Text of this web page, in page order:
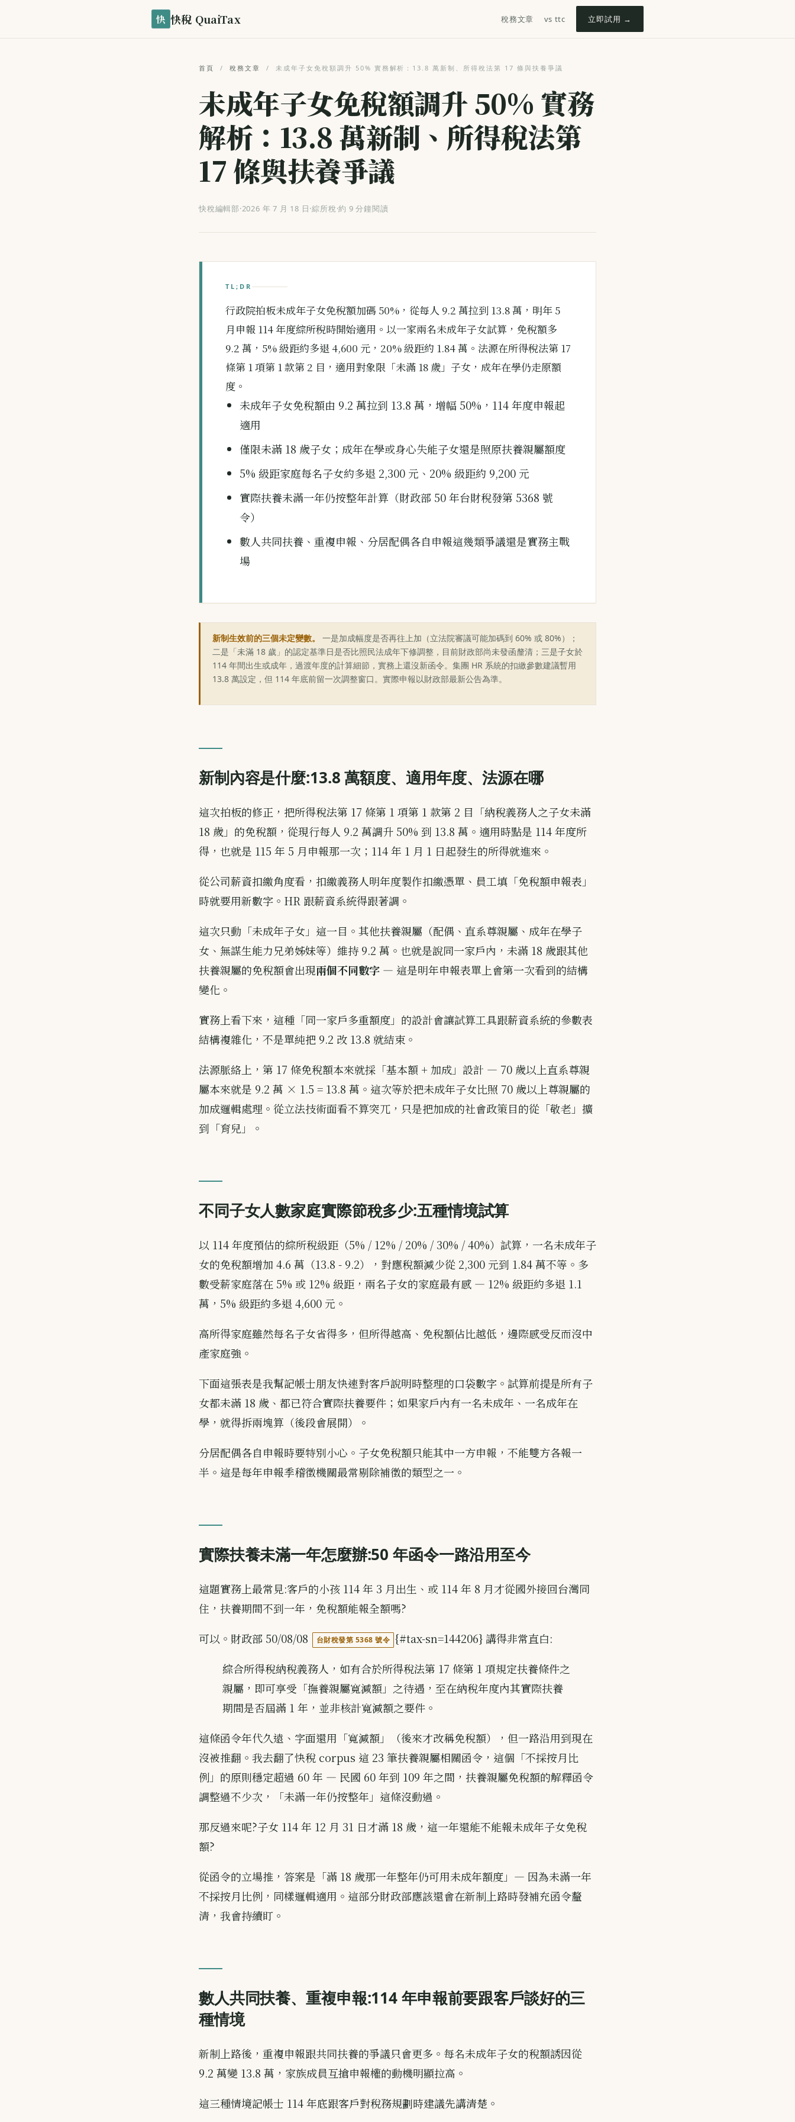
快 快稅 QuaiTax 稅務文章 vs ttc 立即試用 →
首頁 / 稅務文章 / 未成年子女免稅額調升 50% 實務解析：13.8 萬新制、所得稅法第 17 條與扶養爭議
未成年子女免稅額調升 50% 實務
解析：13.8 萬新制、所得稅法第
17 條與扶養爭議
快稅編輯部·2026 年 7 月 18 日·綜所稅·約 9 分鐘閱讀
TL;DR
行政院拍板未成年子女免稅額加碼 50%，從每人 9.2 萬拉到 13.8 萬，明年 5
月申報 114 年度綜所稅時開始適用。以一家兩名未成年子女試算，免稅額多
9.2 萬，5% 級距約多退 4,600 元，20% 級距約 1.84 萬。法源在所得稅法第 17
條第 1 項第 1 款第 2 目，適用對象限「未滿 18 歲」子女，成年在學仍走原額
度。
未成年子女免稅額由 9.2 萬拉到 13.8 萬，增幅 50%，114 年度申報起
適用
僅限未滿 18 歲子女；成年在學或身心失能子女還是照原扶養親屬額度
5% 級距家庭每名子女約多退 2,300 元、20% 級距約 9,200 元
實際扶養未滿一年仍按整年計算（財政部 50 年台財稅發第 5368 號
令）
數人共同扶養、重複申報、分居配偶各自申報這幾類爭議還是實務主戰
場
新制生效前的三個未定變數。
一是加成幅度是否再往上加（立法院審議可能加碼到 60% 或 80%）；
二是「未滿 18 歲」的認定基準日是否比照民法成年下修調整，目前財政部尚未發函釐清；三是子女於
114 年間出生或成年，過渡年度的計算細節，實務上還沒新函令。集團 HR 系統的扣繳參數建議暫用
13.8 萬設定，但 114 年底前留一次調整窗口。實際申報以財政部最新公告為準。
新制內容是什麼:13.8 萬額度、適用年度、法源在哪
這次拍板的修正，把所得稅法第 17 條第 1 項第 1 款第 2 目「納稅義務人之子女未滿
18 歲」的免稅額，從現行每人 9.2 萬調升 50% 到 13.8 萬。適用時點是 114 年度所
得，也就是 115 年 5 月申報那一次；114 年 1 月 1 日起發生的所得就進來。
從公司薪資扣繳角度看，扣繳義務人明年度製作扣繳憑單、員工填「免稅額申報表」
時就要用新數字。HR 跟薪資系統得跟著調。
這次只動「未成年子女」這一目。其他扶養親屬（配偶、直系尊親屬、成年在學子
女、無謀生能力兄弟姊妹等）維持 9.2 萬。也就是說同一家戶內，未滿 18 歲跟其他
扶養親屬的免稅額會出現兩個不同數字 — 這是明年申報表單上會第一次看到的結構
變化。
實務上看下來，這種「同一家戶多重額度」的設計會讓試算工具跟薪資系統的參數表
結構複雜化，不是單純把 9.2 改 13.8 就結束。
法源脈絡上，第 17 條免稅額本來就採「基本額 + 加成」設計 — 70 歲以上直系尊親
屬本來就是 9.2 萬 × 1.5 = 13.8 萬。這次等於把未成年子女比照 70 歲以上尊親屬的
加成邏輯處理。從立法技術面看不算突兀，只是把加成的社會政策目的從「敬老」擴
到「育兒」。
不同子女人數家庭實際節稅多少:五種情境試算
以 114 年度預估的綜所稅級距（5% / 12% / 20% / 30% / 40%）試算，一名未成年子
女的免稅額增加 4.6 萬（13.8 - 9.2），對應稅額減少從 2,300 元到 1.84 萬不等。多
數受薪家庭落在 5% 或 12% 級距，兩名子女的家庭最有感 — 12% 級距約多退 1.1
萬，5% 級距約多退 4,600 元。
高所得家庭雖然每名子女省得多，但所得越高、免稅額佔比越低，邊際感受反而沒中
產家庭強。
下面這張表是我幫記帳士朋友快速對客戶說明時整理的口袋數字。試算前提是所有子
女都未滿 18 歲、都已符合實際扶養要件；如果家戶內有一名未成年、一名成年在
學，就得拆兩塊算（後段會展開）。
分居配偶各自申報時要特別小心。子女免稅額只能其中一方申報，不能雙方各報一
半。這是每年申報季稽徵機關最常剔除補徵的類型之一。
實際扶養未滿一年怎麼辦:50 年函令一路沿用至今
這題實務上最常見:客戶的小孩 114 年 3 月出生、或 114 年 8 月才從國外接回台灣同
住，扶養期間不到一年，免稅額能報全額嗎?
可以。財政部 50/08/08
台財稅發第 5368 號令 {#tax-sn=144206} 講得非常直白:
綜合所得稅納稅義務人，如有合於所得稅法第 17 條第 1 項規定扶養條件之
親屬，即可享受「撫養親屬寬減額」之待遇，至在納稅年度內其實際扶養
期間是否屆滿 1 年，並非核計寬減額之要件。
這條函令年代久遠、字面還用「寬減額」（後來才改稱免稅額），但一路沿用到現在
沒被推翻。我去翻了快稅 corpus 這 23 筆扶養親屬相關函令，這個「不採按月比
例」的原則穩定超過 60 年 — 民國 60 年到 109 年之間，扶養親屬免稅額的解釋函令
調整過不少次，「未滿一年仍按整年」這條沒動過。
那反過來呢?子女 114 年 12 月 31 日才滿 18 歲，這一年還能不能報未成年子女免稅
額?
從函令的立場推，答案是「滿 18 歲那一年整年仍可用未成年額度」— 因為未滿一年
不採按月比例，同樣邏輯適用。這部分財政部應該還會在新制上路時發補充函令釐
清，我會持續盯。
數人共同扶養、重複申報:114 年申報前要跟客戶談好的三
種情境
新制上路後，重複申報跟共同扶養的爭議只會更多。每名未成年子女的稅額誘因從
9.2 萬變 13.8 萬，家族成員互搶申報權的動機明顯拉高。
這三種情境記帳士 114 年底跟客戶對稅務規劃時建議先講清楚。